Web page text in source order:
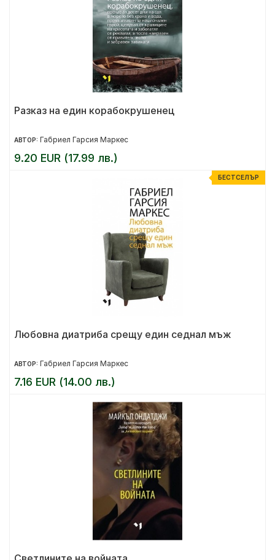
Разказ на един корабокрушенец
АВТОР: Габриел Гарсия Маркес
9.20 EUR (17.99 лв.)
БЕСТСЕЛЪР
Любовна диатриба срещу един седнал мъж
АВТОР: Габриел Гарсия Маркес
7.16 EUR (14.00 лв.)